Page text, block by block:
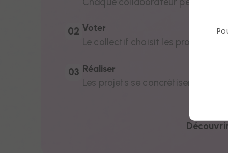
02 Voter
Le collectif choisit les projets qui
03 Réaliser
Les projets se concrétisent, avec